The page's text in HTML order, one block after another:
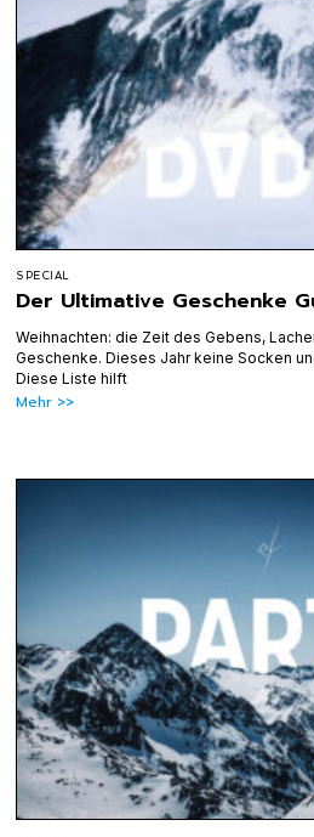
SPECIAL
Der Ultimative Geschenke
Weihnachten: die Zeit des Gebens,
Geschenke. Dieses Jahr keine Socken
Diese Liste hilft
Mehr >>